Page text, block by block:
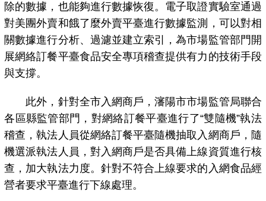
除的數據，也能夠進行數據恢復。電子取證實驗室通過
對美團外賣和餓了麼外賣平臺進行數據監測，可以對相
關數據進行分析、過濾並建立索引，為市場監管部門開
展網絡訂餐平臺食品安全專項稽查提供有力的技術手段
與支撐。
此外，針對全市入網商戶，瀋陽市市場監管局聯合
各區縣監管部門，對網絡訂餐平臺進行了“雙隨機”執法
稽查，執法人員從網絡訂餐平臺隨機抽取入網商戶，隨
機選派執法人員，對入網商戶是否具備上線資質進行核
查，加大執法力度。針對不符合上線要求的入網食品經
營者要求平臺進行下線處理。